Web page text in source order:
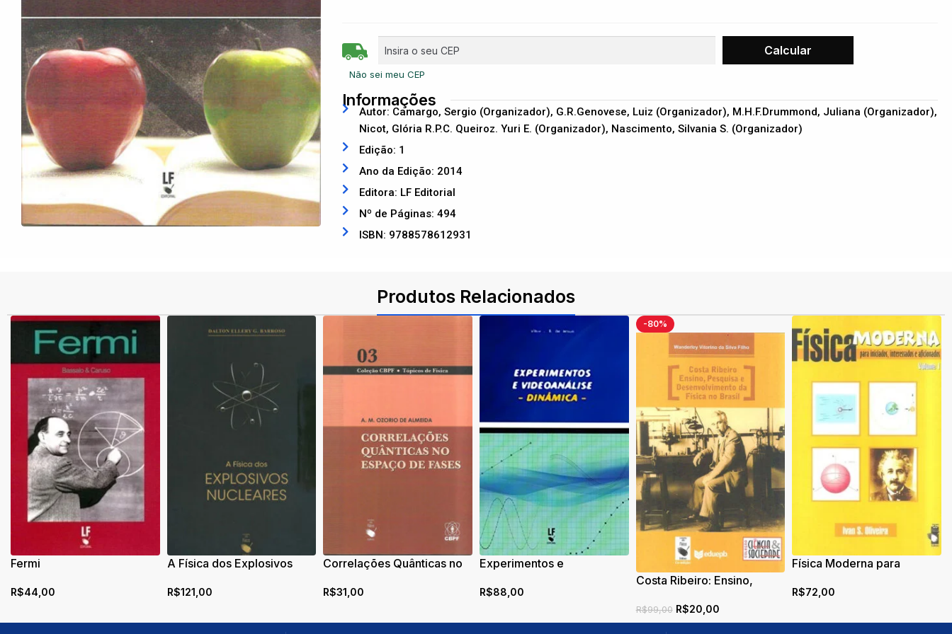
Não sei meu CEP
Informações
Autor: Camargo, Sergio (Organizador), G.R.Genovese, Luiz (Organizador), M.H.F.Drummond, Juliana (Organizador),
Nicot, Glória R.P.C. Queiroz. Yuri E. (Organizador), Nascimento, Silvania S. (Organizador)
Edição: 1
Ano da Edição: 2014
Editora: LF Editorial
Nº de Páginas: 494
ISBN: 9788578612931
Produtos Relacionados
Fermi
R$44,00
A Física dos Explosivos
R$121,00
Correlações Quânticas no
R$31,00
Experimentos e
R$88,00
-80%
Costa Ribeiro: Ensino,
Desenvolvimento da Física
no Brasil
R$99,00 R$20,00
Física Moderna para
aficionados
R$72,00